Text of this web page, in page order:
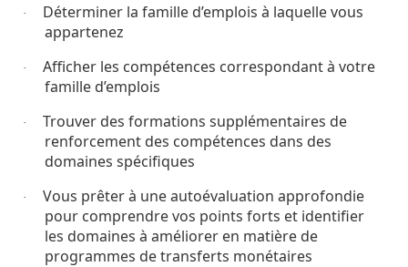
·
Déterminer la famille d’emplois à laquelle vous
appartenez
·
Afficher les compétences correspondant à votre
famille d’emplois
·
Trouver des formations supplémentaires de
renforcement des compétences dans des
domaines spécifiques
·
Vous prêter à une autoévaluation approfondie
pour comprendre vos points forts et identifier
les domaines à améliorer en matière de
programmes de transferts monétaires